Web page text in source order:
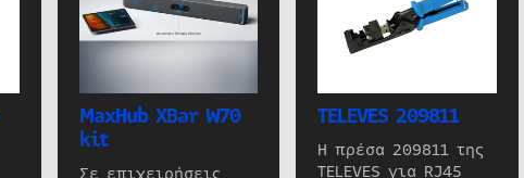
MaxHub XBar W70
kit
TELEVES 209811
Η πρέσα 209811 της
TELEVES για RJ45